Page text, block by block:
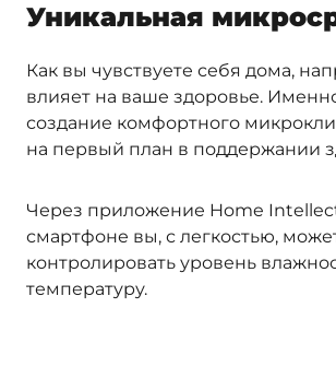
Уникальная
Как вы чувствуете себя дома,
влияет на ваше здоровье.
создание комфортного
на первый план в поддержании
Через приложение Home
смартфоне вы, с легкостью,
контролировать уровень
температуру.